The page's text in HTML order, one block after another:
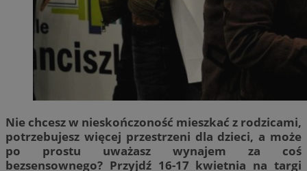
Nie chcesz w nieskończoność mieszkać z rodzicami,
potrzebujesz więcej przestrzeni dla dzieci, a może
po prostu uważasz wynajem za coś
bezsensownego? Przyjdź 16-17 kwietnia na targi